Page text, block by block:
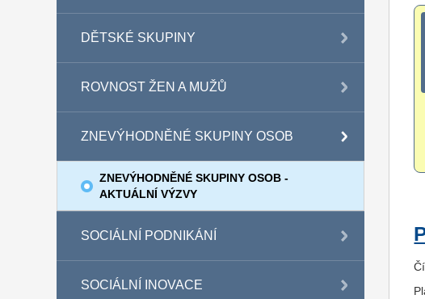
DĚTSKÉ SKUPINY
ROVNOST ŽEN A MUŽŮ
ZNEVÝHODNĚNÉ SKUPINY OSOB
ZNEVÝHODNĚNÉ SKUPINY OSOB -
AKTUÁLNÍ VÝZVY
SOCIÁLNÍ PODNIKÁNÍ
SOCIÁLNÍ INOVACE